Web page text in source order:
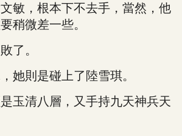
，根本下不去手，當然，他
稍微差一些。
了。
則是碰上了陸雪琪。
清八層，又手持九天神兵天